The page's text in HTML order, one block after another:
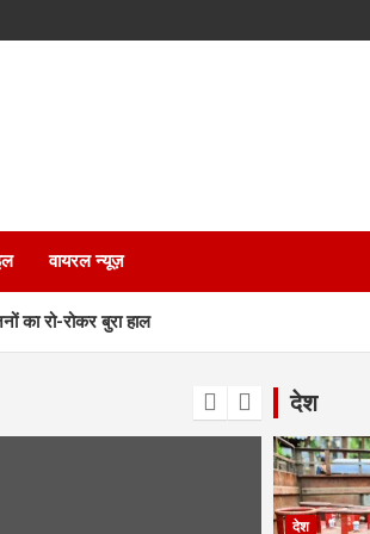
वायरल न्यूज़
का रो-रोकर बुरा हाल
पांच लोगों की मौत
केंद्र के ड्राफ्ट पर राज्य बना रहा अपनी नियमावली
देश
देश